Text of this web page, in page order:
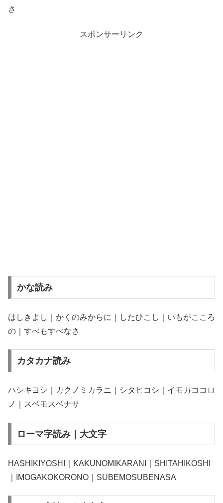
さ
スポンサーリンク
かな読み
はしきよし｜かくのみからに｜したひこし｜いもがこころ
の｜すべもすべなさ
カタカナ読み
ハシキヨシ｜カクノミカラニ｜シタヒコシ｜イモガココロ
ノ｜スベモスベナサ
ローマ字読み｜大文字
HASHIKIYOSHI｜KAKUNOMIKARANI｜SHITAHIKOSHI
｜IMOGAKOKORONO｜SUBEMOSUBENASA